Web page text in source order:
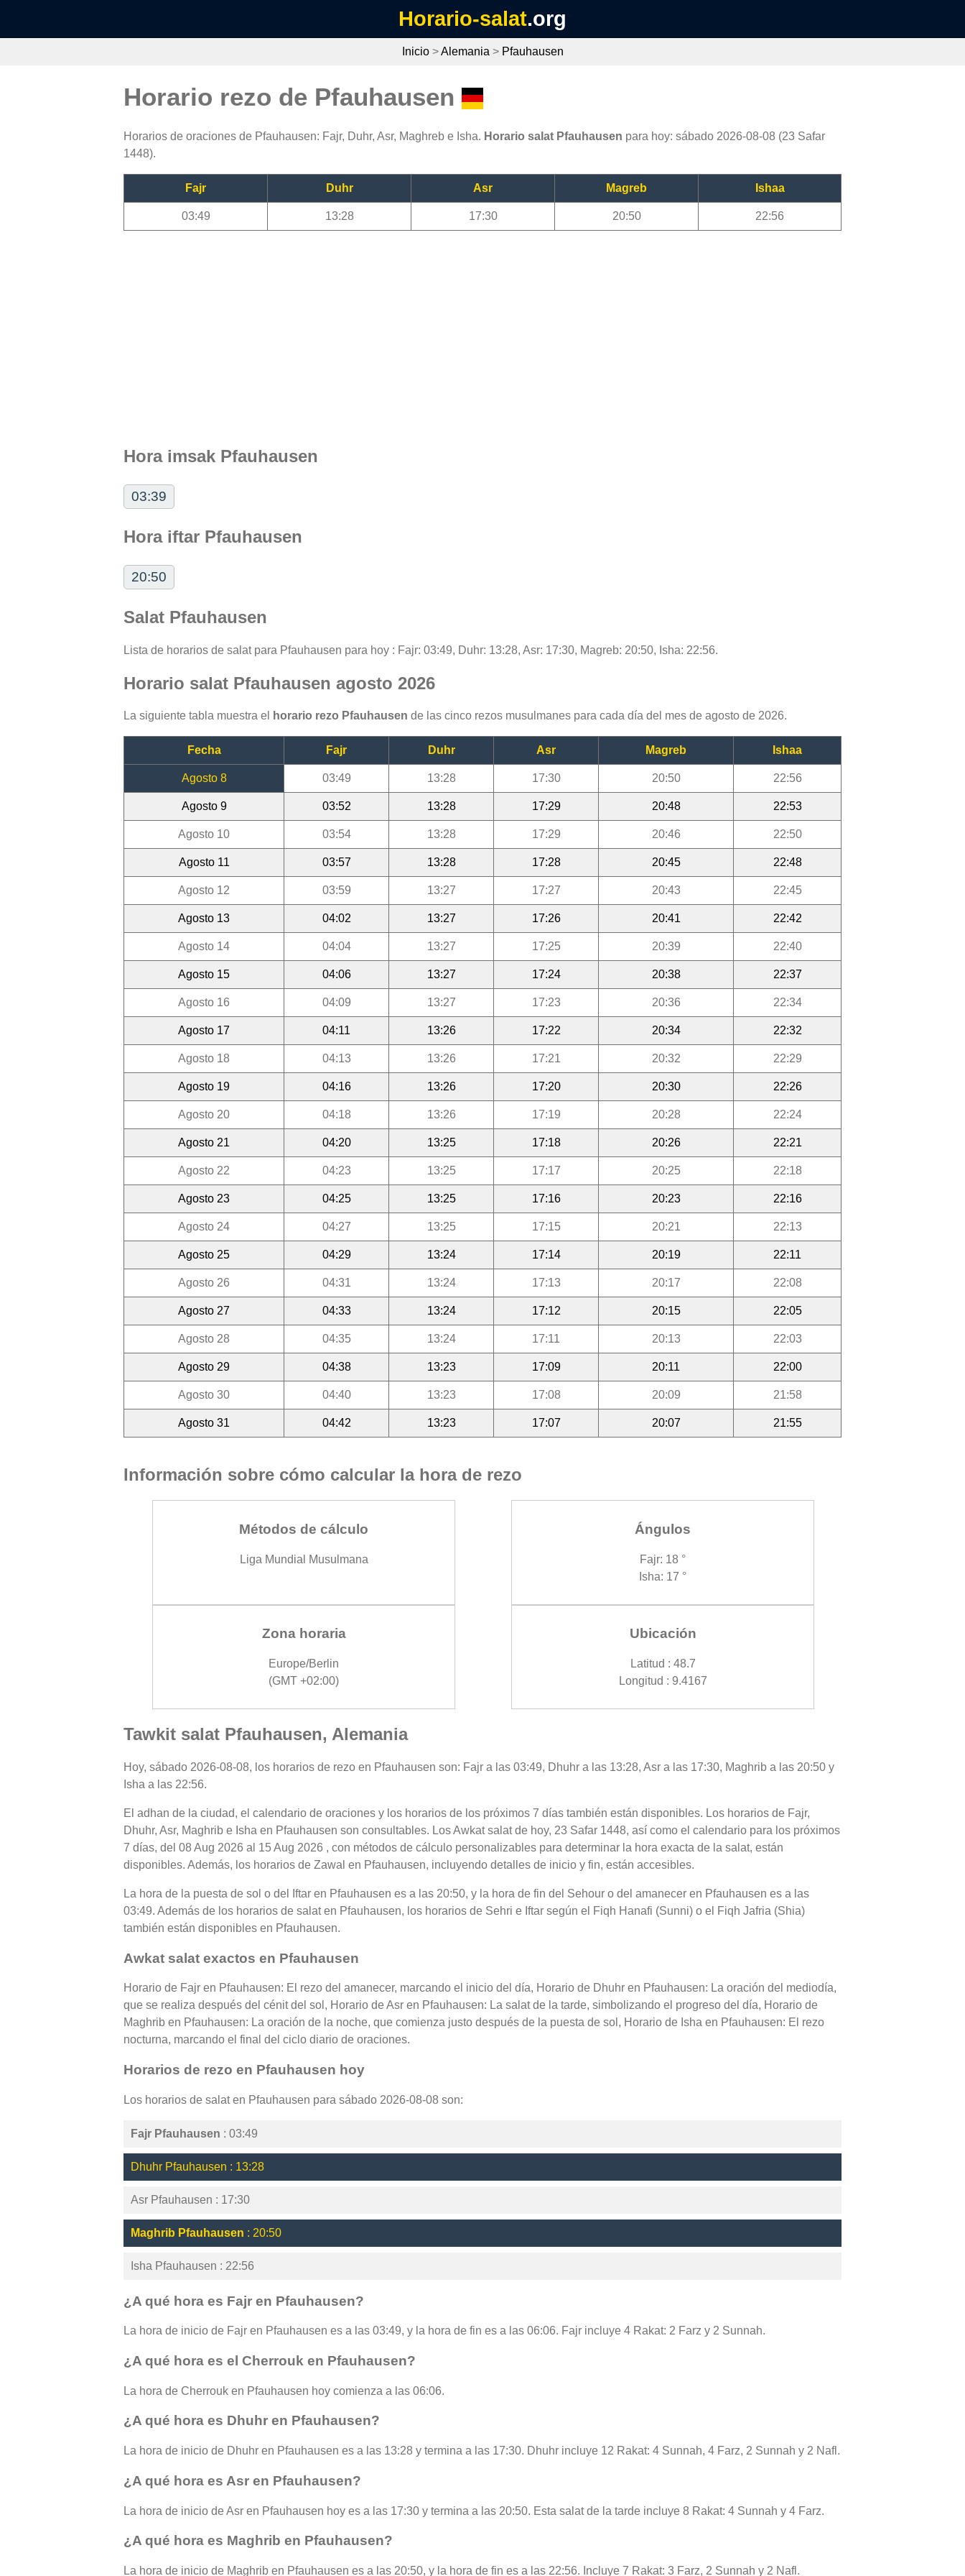
Horario-salat.org
Inicio>Alemania > Pfauhausen
Horario rezo de Pfauhausen
Horarios de oraciones de Pfauhausen: Fajr, Duhr, Asr, Maghreb e Isha. Horario salat Pfauhausen para hoy: sábado 2026-08-08 (23 Safar
1448).
Fajr Duhr Asr Magreb Ishaa
03:49 13:28 17:30 20:50 22:56
Hora imsak Pfauhausen
03:39
Hora iftar Pfauhausen
20:50
Salat Pfauhausen
Lista de horarios de salat para Pfauhausen para hoy : Fajr: 03:49, Duhr: 13:28, Asr: 17:30, Magreb: 20:50, Isha: 22:56.
Horario salat Pfauhausen agosto 2026
La siguiente tabla muestra el horario rezo Pfauhausen de las cinco rezos musulmanes para cada día del mes de agosto de 2026.
Fecha Fajr Duhr Asr Magreb Ishaa
Agosto 8 03:49 13:28 17:30 20:50 22:56
Agosto 9 03:52 13:28 17:29 20:48 22:53
Agosto 10 03:54 13:28 17:29 20:46 22:50
Agosto 11 03:57 13:28 17:28 20:45 22:48
Agosto 12 03:59 13:27 17:27 20:43 22:45
Agosto 13 04:02 13:27 17:26 20:41 22:42
Agosto 14 04:04 13:27 17:25 20:39 22:40
Agosto 15 04:06 13:27 17:24 20:38 22:37
Agosto 16 04:09 13:27 17:23 20:36 22:34
Agosto 17 04:11 13:26 17:22 20:34 22:32
Agosto 18 04:13 13:26 17:21 20:32 22:29
Agosto 19 04:16 13:26 17:20 20:30 22:26
Agosto 20 04:18 13:26 17:19 20:28 22:24
Agosto 21 04:20 13:25 17:18 20:26 22:21
Agosto 22 04:23 13:25 17:17 20:25 22:18
Agosto 23 04:25 13:25 17:16 20:23 22:16
Agosto 24 04:27 13:25 17:15 20:21 22:13
Agosto 25 04:29 13:24 17:14 20:19 22:11
Agosto 26 04:31 13:24 17:13 20:17 22:08
Agosto 27 04:33 13:24 17:12 20:15 22:05
Agosto 28 04:35 13:24 17:11 20:13 22:03
Agosto 29 04:38 13:23 17:09 20:11 22:00
Agosto 30 04:40 13:23 17:08 20:09 21:58
Agosto 31 04:42 13:23 17:07 20:07 21:55
Información sobre cómo calcular la hora de rezo
Métodos de cálculo
Liga Mundial Musulmana
Ángulos
Fajr: 18 °
Isha: 17 °
Zona horaria
Europe/Berlin
(GMT +02:00)
Ubicación
Latitud : 48.7
Longitud : 9.4167
Tawkit salat Pfauhausen, Alemania
Hoy, sábado 2026-08-08, los horarios de rezo en Pfauhausen son: Fajr a las 03:49, Dhuhr a las 13:28, Asr a las 17:30, Maghrib a las 20:50 y
Isha a las 22:56.
El adhan de la ciudad, el calendario de oraciones y los horarios de los próximos 7 días también están disponibles. Los horarios de Fajr,
Dhuhr, Asr, Maghrib e Isha en Pfauhausen son consultables. Los Awkat salat de hoy, 23 Safar 1448, así como el calendario para los próximos
7 días, del 08 Aug 2026 al 15 Aug 2026 , con métodos de cálculo personalizables para determinar la hora exacta de la salat, están
disponibles. Además, los horarios de Zawal en Pfauhausen, incluyendo detalles de inicio y fin, están accesibles.
La hora de la puesta de sol o del Iftar en Pfauhausen es a las 20:50, y la hora de fin del Sehour o del amanecer en Pfauhausen es a las
03:49. Además de los horarios de salat en Pfauhausen, los horarios de Sehri e Iftar según el Fiqh Hanafi (Sunni) o el Fiqh Jafria (Shia)
también están disponibles en Pfauhausen.
Awkat salat exactos en Pfauhausen
Horario de Fajr en Pfauhausen: El rezo del amanecer, marcando el inicio del día, Horario de Dhuhr en Pfauhausen: La oración del mediodía,
que se realiza después del cénit del sol, Horario de Asr en Pfauhausen: La salat de la tarde, simbolizando el progreso del día, Horario de
Maghrib en Pfauhausen: La oración de la noche, que comienza justo después de la puesta de sol, Horario de Isha en Pfauhausen: El rezo
nocturna, marcando el final del ciclo diario de oraciones.
Horarios de rezo en Pfauhausen hoy
Los horarios de salat en Pfauhausen para sábado 2026-08-08 son:
Fajr Pfauhausen : 03:49
Dhuhr Pfauhausen : 13:28
Asr Pfauhausen : 17:30
Maghrib Pfauhausen : 20:50
Isha Pfauhausen : 22:56
¿A qué hora es Fajr en Pfauhausen?
La hora de inicio de Fajr en Pfauhausen es a las 03:49, y la hora de fin es a las 06:06. Fajr incluye 4 Rakat: 2 Farz y 2 Sunnah.
¿A qué hora es el Cherrouk en Pfauhausen?
La hora de Cherrouk en Pfauhausen hoy comienza a las 06:06.
¿A qué hora es Dhuhr en Pfauhausen?
La hora de inicio de Dhuhr en Pfauhausen es a las 13:28 y termina a las 17:30. Dhuhr incluye 12 Rakat: 4 Sunnah, 4 Farz, 2 Sunnah y 2 Nafl.
¿A qué hora es Asr en Pfauhausen?
La hora de inicio de Asr en Pfauhausen hoy es a las 17:30 y termina a las 20:50. Esta salat de la tarde incluye 8 Rakat: 4 Sunnah y 4 Farz.
¿A qué hora es Maghrib en Pfauhausen?
La hora de inicio de Maghrib en Pfauhausen es a las 20:50, y la hora de fin es a las 22:56. Incluye 7 Rakat: 3 Farz, 2 Sunnah y 2 Nafl.